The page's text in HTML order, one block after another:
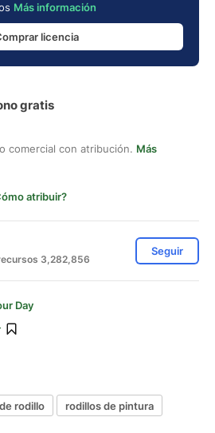
Más información
licencia
gratis
comercial con atribución. Más
atribuir?
3,282,856
Seguir
Day
rodillo rodillos de pintura